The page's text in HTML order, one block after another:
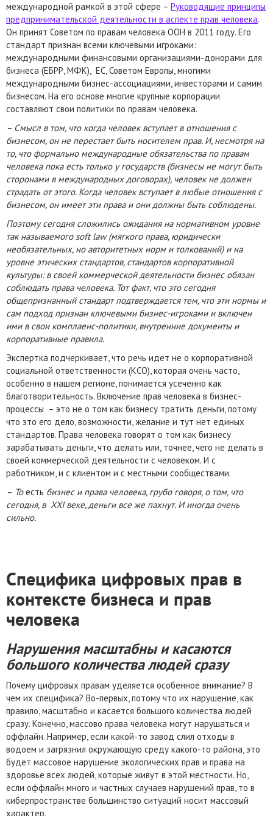
международной рамкой в этой сфере – Руководящие принципы
предпринимательской деятельности в аспекте прав человека.
Он принят Советом по правам человека ООН в 2011 году. Его
стандарт признан всеми ключевыми игроками:
международными финансовыми организациями-донорами для
бизнеса (ЕБРР, МФК), ЕС, Советом Европы, многими
международными бизнес-ассоциациями, инвесторами и самим
бизнесом. На его основе многие крупные корпорации
составляют свои политики по правам человека.
– Смысл в том, что когда человек вступает в отношения с
бизнесом, он не перестает быть носителем прав. И, несмотря на
то, что формально международные обязательства по правам
человека пока есть только у государств (бизнесы не могут быть
сторонами в международных договорах), человек не должен
страдать от этого. Когда человек вступает в любые отношения с
бизнесом, он имеет эти права и они должны быть соблюдены.
Поэтому сегодня сложились ожидания на нормативном уровне
так называемого soft law (мягкого права, юридически
необязательных, но авторитетных норм и толкований) и на
уровне этических стандартов, стандартов корпоративной
культуры: в своей коммерческой деятельности бизнес обязан
соблюдать права человека. Тот факт, что это сегодня
общепризнанный стандарт подтверждается тем, что эти нормы и
сам подход признан ключевыми бизнес-игроками и включен
ими в свои комплаенс-политики, внутренние документы и
корпоративные правила.
Экспертка подчеркивает, что речь идет не о корпоративной
социальной ответственности (КСО), которая очень часто,
особенно в нашем регионе, понимается усеченно как
благотворительность. Включение прав человека в бизнес-
процессы – это не о том как бизнесу тратить деньги, потому
что это его дело, возможности, желание и тут нет единых
стандартов. Права человека говорят о том как бизнесу
зарабатывать деньги, что делать или, точнее, чего не делать в
своей коммерческой деятельности с человеком. И с
работником, и с клиентом и с местными сообществами.
– Тоесть бизнес и права человека, грубо говоря, о том, что
сегодня, в XXI веке, деньги все же пахнут. И иногда очень
сильно.
Специфика цифровых прав в
контексте бизнеса и прав
человека
Нарушения масштабны и касаются
большого количества людей сразу
Почему цифровых правам уделяется особенное внимание? В
чем их специфика? Во-первых, потому что их нарушение, как
правило, масштабно и касается большого количества людей
сразу. Конечно, массово права человека могут нарушаться и
оффлайн. Например, если какой-то завод слил отходы в
водоем и загрязнил окружающую среду какого-то района, это
будет массовое нарушение экологических прав и права на
здоровье всех людей, которые живут в этой местности. Но,
если оффлайн много и частных случаев нарушений прав, то в
киберпространстве большинство ситуаций носит массовый
характер.